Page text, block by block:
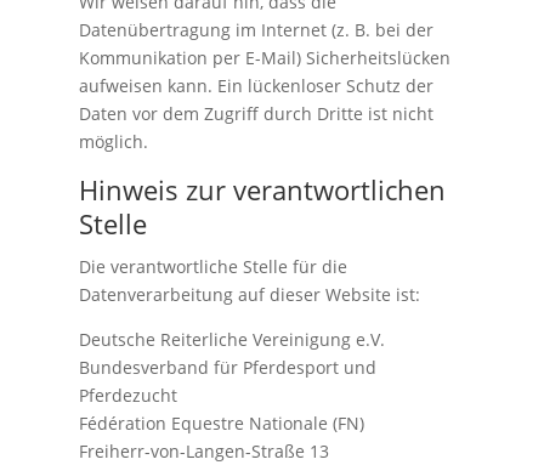
Datenübertragung im Internet (z. B. bei der
Kommunikation per E-Mail) Sicherheitslücken
aufweisen kann. Ein lückenloser Schutz der
Daten vor dem Zugriff durch Dritte ist nicht
möglich.
Hinweis zur verantwortlichen
Stelle
Die verantwortliche Stelle für die
Datenverarbeitung auf dieser Website ist:
Deutsche Reiterliche Vereinigung e.V.
Bundesverband für Pferdesport und
Pferdezucht
Fédération Equestre Nationale (FN)
Freiherr-von-Langen-Straße 13